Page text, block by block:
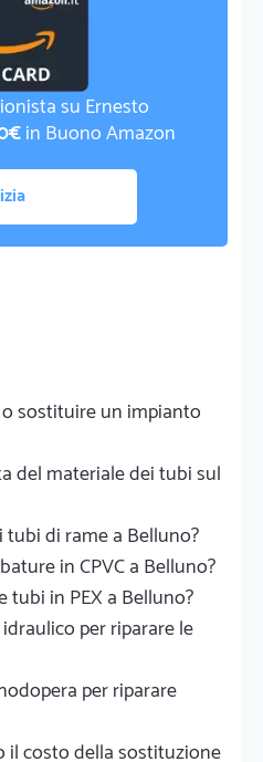
su Ernesto
in Buono Amazon
sostituire un impianto
del materiale dei tubi sul
di rame a Belluno?
in CPVC a Belluno?
in PEX a Belluno?
per riparare le
per riparare
costo della sostituzione